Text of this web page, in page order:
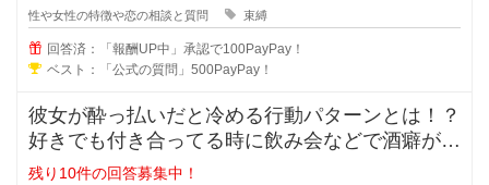
性や女性の特徴や恋の相談と質問 束縛
回答済：「報酬UP中」承認で100PayPay！
ベスト：「公式の質問」500PayPay！
彼女が酔っ払いだと冷める行動パターンとは！？
好きでも付き合ってる時に飲み会などで酒癖が悪
い彼女だと冷めたり、引いたりしま
残り10件の回答募集中！